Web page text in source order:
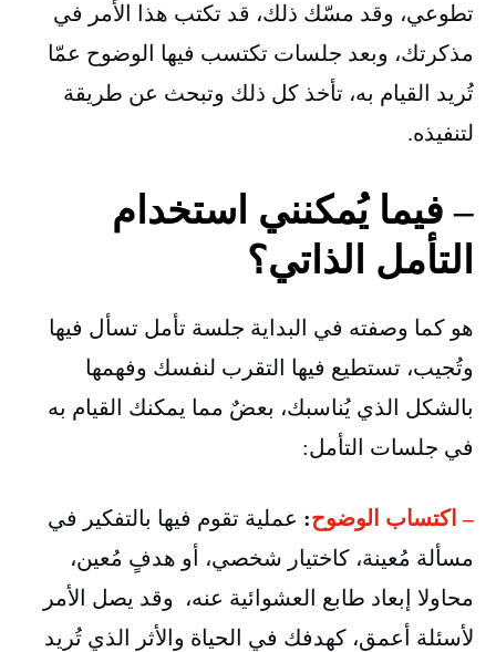
تطوعي، وقد مسّك ذلك، قد تكتب هذا الأمر في
مذكرتك، وبعد جلسات تكتسب فيها الوضوح عمّا
تُريد القيام به، تأخذ كل ذلك وتبحث عن طريقة
لتنفيذه.
– فيما يُمكنني استخدام
التأمل الذاتي؟
هو كما وصفته في البداية جلسة تأمل تسأل فيها
وتُجيب، تستطيع فيها التقرب لنفسك وفهمها
بالشكل الذي يُناسبك، بعضٌ مما يمكنك القيام به
في جلسات التأمل:
– اكتساب الوضوح: عملية تقوم فيها بالتفكير في
مسألة مُعينة، كاختيار شخصي، أو هدفٍ مُعين،
محاولا إبعاد طابع العشوائية عنه، وقد يصل الأمر
لأسئلة أعمق، كهدفك في الحياة والأثر الذي تُريد